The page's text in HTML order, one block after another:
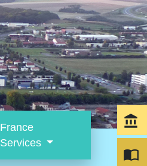
France
Services
account_balance
import_contacts